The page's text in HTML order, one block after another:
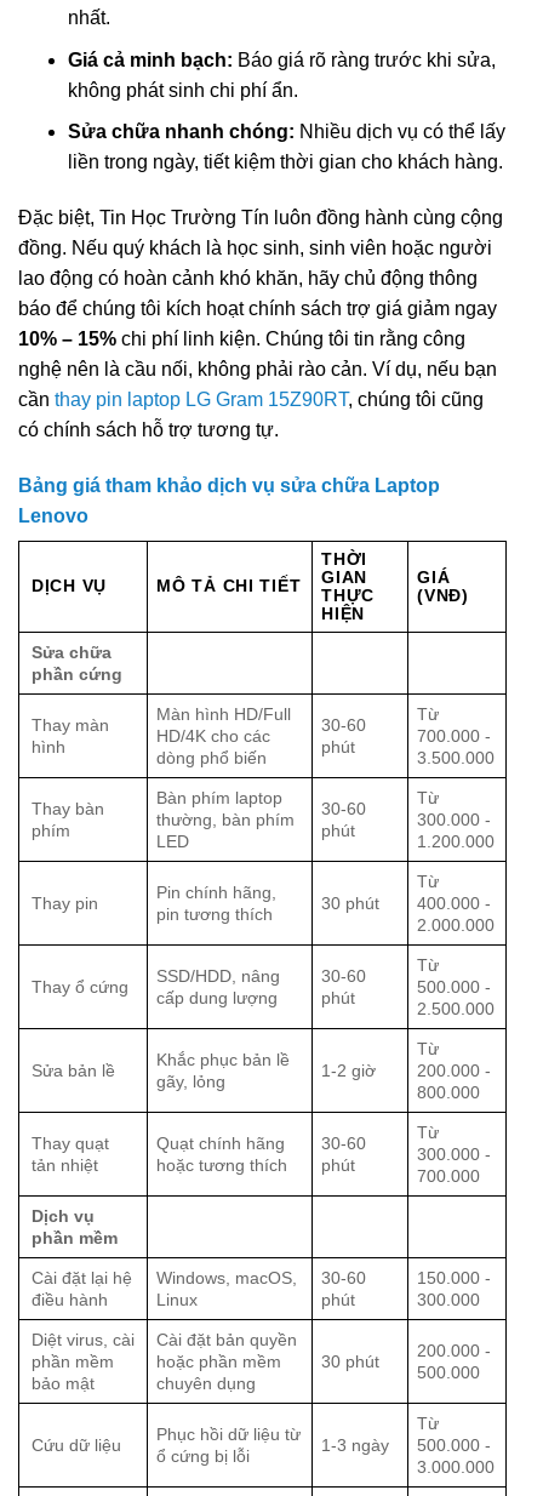
nhất.
Giá cả minh bạch: Báo giá rõ ràng trước khi sửa,
không phát sinh chi phí ẩn.
Sửa chữa nhanh chóng: Nhiều dịch vụ có thể lấy
liền trong ngày, tiết kiệm thời gian cho khách hàng.
Đặc biệt, Tin Học Trường Tín luôn đồng hành cùng cộng
đồng. Nếu quý khách là học sinh, sinh viên hoặc người
lao động có hoàn cảnh khó khăn, hãy chủ động thông
báo để chúng tôi kích hoạt chính sách trợ giá giảm ngay
10% – 15% chi phí linh kiện. Chúng tôi tin rằng công
nghệ nên là cầu nối, không phải rào cản. Ví dụ, nếu bạn
cần thay pin laptop LG Gram 15Z90RT, chúng tôi cũng
có chính sách hỗ trợ tương tự.
Bảng giá tham khảo dịch vụ sửa chữa Laptop
Lenovo
DỊCH VỤ MÔ TẢ CHI TIẾT
THỜI
GIAN
THỰC
HIỆN
GIÁ
(VNĐ)
Sửa chữa
phần cứng
Thay màn
hình
Màn hình HD/Full
HD/4K cho các
dòng phổ biến
30-60
phút
Từ
700.000 -
3.500.000
Thay bàn
phím
Bàn phím laptop
thường, bàn phím
LED
30-60
phút
Từ
300.000 -
1.200.000
Thay pin
Pin chính hãng,
pin tương thích
30 phút
Từ
400.000 -
2.000.000
Thay ổ cứng
SSD/HDD, nâng
cấp dung lượng
30-60
phút
Từ
500.000 -
2.500.000
Sửa bản lề
Khắc phục bản lề
gãy, lỏng
1-2 giờ
Từ
200.000 -
800.000
Thay quạt
tản nhiệt
Quạt chính hãng
hoặc tương thích
30-60
phút
Từ
300.000 -
700.000
Dịch vụ
phần mềm
Cài đặt lại hệ
điều hành
Windows, macOS,
Linux
30-60
phút
150.000 -
300.000
Diệt virus, cài
phần mềm
bảo mật
Cài đặt bản quyền
hoặc phần mềm
chuyên dụng
30 phút
200.000 -
500.000
Cứu dữ liệu
Phục hồi dữ liệu từ
ổ cứng bị lỗi
1-3 ngày
Từ
500.000 -
3.000.000